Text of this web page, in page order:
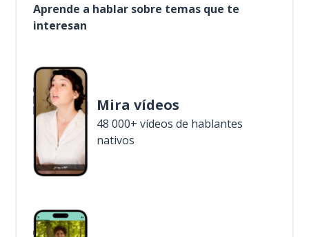
Aprende a hablar sobre temas que te
interesan
Mira vídeos
48 000+ vídeos de hablantes
nativos